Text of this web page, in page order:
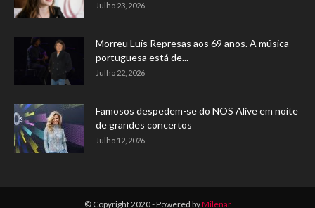
Julho 23, 2026
Morreu Luís Represas aos 69 anos. A música
portuguesa está de...
Julho 22, 2026
Famosos despedem-se do NOS Alive em noite
de grandes concertos
Julho 12, 2026
© Copyright 2020 - Powered byMilenar